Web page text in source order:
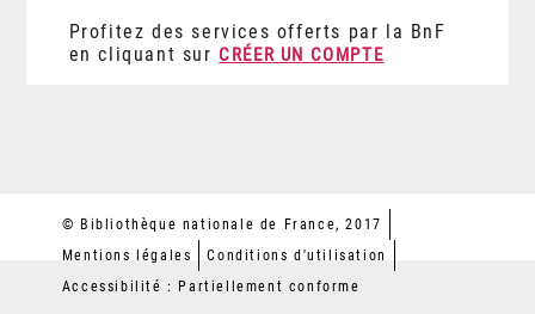
Profitez des services offerts par la BnF
en cliquant sur CRÉER UN COMPTE
© Bibliothèque nationale de France, 2017
Mentions légales
Conditions d'utilisation
Accessibilité : Partiellement conforme